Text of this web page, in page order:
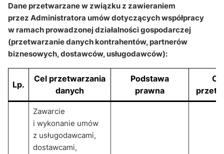
Dane przetwarzane w związku z zawieraniem
przez Administratora umów dotyczących współpracy
w ramach prowadzonej działalności gospodarczej
(przetwarzanie danych kontrahentów, partnerów
biznesowych, dostawców, usługodawców):
Lp.
Cel przetwarzania
danych
Podstawa
prawna
Zawarcie
i wykonanie umów
z usługodawcami,
dostawcami,